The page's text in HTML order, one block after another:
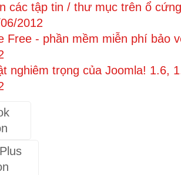
các tập tin / thư mục trên ổ
2012
Free - phần mềm miễn phí bảo
nghiêm trọng của Joomla! 1.6,